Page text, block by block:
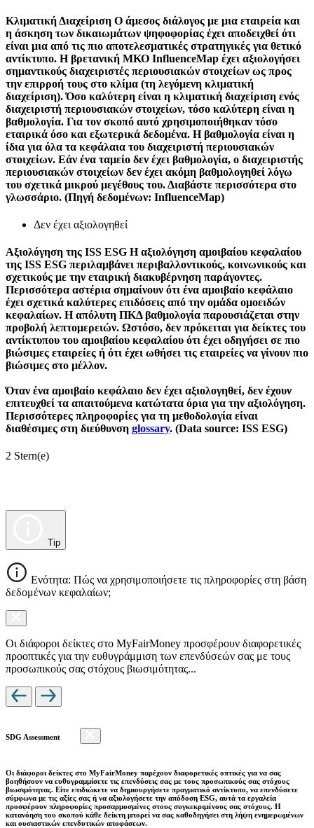
Κλιματική Διαχείριση Ο άμεσος διάλογος με μια εταιρεία και
η άσκηση των δικαιωμάτων ψηφοφορίας έχει αποδειχθεί ότι
είναι μια από τις πιο αποτελεσματικές στρατηγικές για θετικό
αντίκτυπο. Η βρετανική ΜΚΟ InfluenceMap έχει αξιολογήσει
σημαντικούς διαχειριστές περιουσιακών στοιχείων ως προς
την επιρροή τους στο κλίμα (τη λεγόμενη κλιματική
διαχείριση). Όσο καλύτερη είναι η κλιματική διαχείριση ενός
διαχειριστή περιουσιακών στοιχείων, τόσο καλύτερη είναι η
βαθμολογία. Για τον σκοπό αυτό χρησιμοποιήθηκαν τόσο
εταιρικά όσο και εξωτερικά δεδομένα. Η βαθμολογία είναι η
ίδια για όλα τα κεφάλαια του διαχειριστή περιουσιακών
στοιχείων. Εάν ένα ταμείο δεν έχει βαθμολογία, ο διαχειριστής
περιουσιακών στοιχείων δεν έχει ακόμη βαθμολογηθεί λόγω
του σχετικά μικρού μεγέθους του. Διαβάστε περισσότερα στο
γλωσσάριο. (Πηγή δεδομένων: InfluenceMap)
Δεν έχει αξιολογηθεί
Αξιολόγηση της ISS ESG Η αξιολόγηση αμοιβαίου κεφαλαίου
της ISS ESG περιλαμβάνει περιβαλλοντικούς, κοινωνικούς και
σχετικούς με την εταιρική διακυβέρνηση παράγοντες.
Περισσότερα αστέρια σημαίνουν ότι ένα αμοιβαίο κεφάλαιο
έχει σχετικά καλύτερες επιδόσεις από την ομάδα ομοειδών
κεφαλαίων. Η απόλυτη ΠΚΔ βαθμολογία παρουσιάζεται στην
προβολή λεπτομερειών. Ωστόσο, δεν πρόκειται για δείκτες του
αντίκτυπου του αμοιβαίου κεφαλαίου ότι έχει οδηγήσει σε πιο
βιώσιμες εταιρείες ή ότι έχει ωθήσει τις εταιρείες να γίνουν πιο
βιώσιμες στο μέλλον.
Όταν ένα αμοιβαίο κεφάλαιο δεν έχει αξιολογηθεί, δεν έχουν
επιτευχθεί τα απαιτούμενα κατώτατα όρια για την αξιολόγηση.
Περισσότερες πληροφορίες για τη μεθοδολογία είναι
διαθέσιμες στη διεύθυνση glossary. (Data source: ISS ESG)
2 Stern(e)
Tip
Ενότητα: Πώς να χρησιμοποιήσετε τις πληροφορίες στη βάση
δεδομένων κεφαλαίων;
Οι διάφοροι δείκτες στο MyFairMoney προσφέρουν διαφορετικές
προοπτικές για την ευθυγράμμιση των επενδύσεών σας με τους
προσωπικούς σας στόχους βιωσιμότητας...
SDG Assessment
Οι διάφοροι δείκτες στο MyFairMoney παρέχουν διαφορετικές οπτικές για να σας
βοηθήσουν να ευθυγραμμίσετε τις επενδύσεις σας με τους προσωπικούς σας στόχους
βιωσιμότητας. Είτε επιδιώκετε να δημιουργήσετε πραγματικό αντίκτυπο, να επενδύσετε
σύμφωνα με τις αξίες σας ή να αξιολογήσετε την απόδοση ESG, αυτά τα εργαλεία
προσφέρουν πληροφορίες προσαρμοσμένες στους συγκεκριμένους σας στόχους. Η
κατανόηση του σκοπού κάθε δείκτη μπορεί να σας καθοδηγήσει στη λήψη ενημερωμένων
και ουσιαστικών επενδυτικών αποφάσεων.